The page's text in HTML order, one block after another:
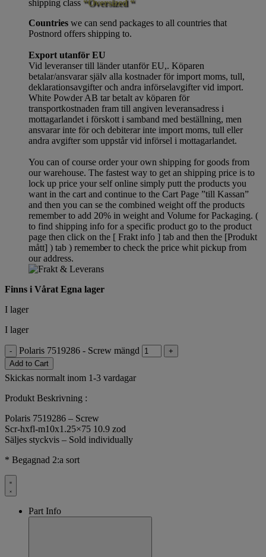
shipping class “Oversized “
Countries we can send packages to all countries that
Postnord offers shipping to.
Export utanför EU
Vid leveranser till länder utanför EU,. Köparen
betalar/ansvarar själv alla kostnader för import moms, tull,
deklarationsavgifter och andra införselavgifter vid import.
White Powder AB tar betalt av köparen för
transportkostnaden fram till angiven leveransadress i
mottagarlandet i förskott i samband med beställning, men
ansvarar inte för och debiterar inte import moms, tull eller
andra avgifter som uppstår vid införsel i mottagarlandet.
You can of course order your own shipping for goods from
our warehouse. The fastest way to get an shipping price is to
lock up price your self online simply putt the products you
want in the cart and continue to the Cart Page ”till Kassan”
and then you can se the combined weight off the products
remember to add 20% in weight and Volume for Packaging. (
to find shipping info for a specific product go to the product
page then click on the [ Frakt info ] tab and then the [Produkt
mått] ) tab ) rememberto check the price whit pickup from
our address.
Finns i Vårat Egna lager
I lager
I lager
- Polaris 7519286 - Screw mängd
+
Add to Cart
Skickas normalt inom 1-3 vardagar
Produkt Beskrivning :
Polaris 7519286 – Screw
Scr-hxfl-m10x1.25×75 10.9 zod
Säljes styckvis – Sold individually
* Begagnad 2:a sort
Part Info